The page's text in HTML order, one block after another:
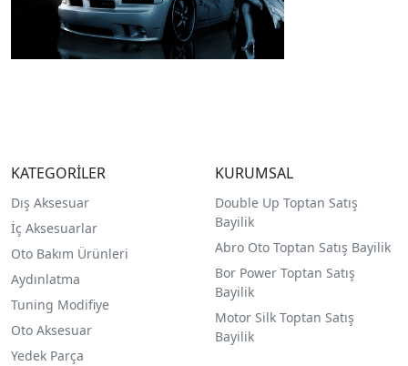
KATEGORİLER
Dış Aksesuar
İç Aksesuarlar
Oto Bakım Ürünleri
Aydınlatma
Tuning Modifiye
Oto Aksesuar
Yedek Parça
KURUMSAL
Double Up Toptan Satış
Bayilik
Abro Oto Toptan Satış Bayilik
Bor Power Toptan Satış
Bayilik
Motor Silk Toptan Satış
Bayilik